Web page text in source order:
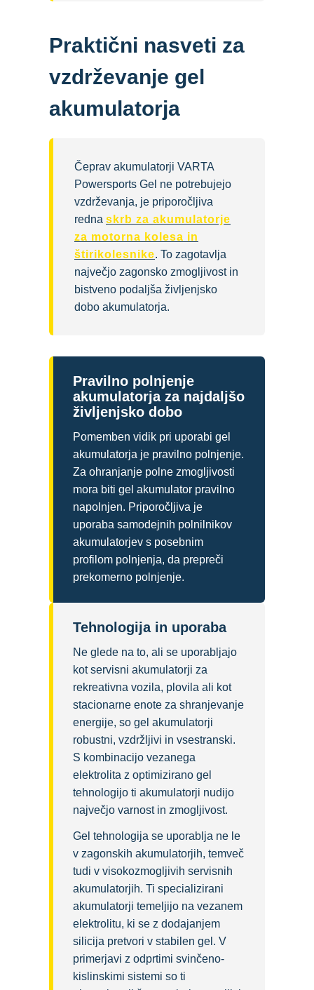
Praktični nasveti za
vzdrževanje gel
akumulatorja
Čeprav akumulatorji VARTA
Powersports Gel ne potrebujejo
vzdrževanja, je priporočljiva
redna skrb za akumulatorje
za motorna kolesa in
štirikolesnike. To zagotavlja
največjo zagonsko zmogljivost in
bistveno podaljša življenjsko
dobo akumulatorja.
Pravilno polnjenje
akumulatorja za najdaljšo
življenjsko dobo
Pomemben vidik pri uporabi gel
akumulatorja je pravilno polnjenje.
Za ohranjanje polne zmogljivosti
mora biti gel akumulator pravilno
napolnjen. Priporočljiva je
uporaba samodejnih polnilnikov
akumulatorjev s posebnim
profilom polnjenja, da prepreči
prekomerno polnjenje.
Tehnologija in uporaba
Ne glede na to, ali se uporabljajo
kot servisni akumulatorji za
rekreativna vozila, plovila ali kot
stacionarne enote za shranjevanje
energije, so gel akumulatorji
robustni, vzdržljivi in vsestranski.
S kombinacijo vezanega
elektrolita z optimizirano gel
tehnologijo ti akumulatorji nudijo
največjo varnost in zmogljivost.
Gel tehnologija se uporablja ne le
v zagonskih akumulatorjih, temveč
tudi v visokozmogljivih servisnih
akumulatorjih. Ti specializirani
akumulatorji temeljijo na vezanem
elektrolitu, ki se z dodajanjem
silicija pretvori v stabilen gel. V
primerjavi z odprtimi svinčeno-
kislinskimi sistemi so ti